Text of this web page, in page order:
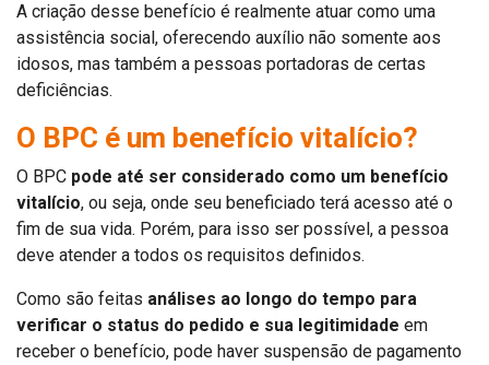
A criação desse benefício é realmente atuar como uma
assistência social, oferecendo auxílio não somente aos
idosos, mas também a pessoas portadoras de certas
deficiências.
O BPC é um benefício vitalício?
O BPC pode até ser considerado como um benefício
vitalício, ou seja, onde seu beneficiado terá acesso até o
fim de sua vida. Porém, para isso ser possível, a pessoa
deve atender a todos os requisitos definidos.
Como são feitas análises ao longo do tempo para
verificar o status do pedido e sua legitimidade em
receber o benefício, pode haver suspensão de pagamento